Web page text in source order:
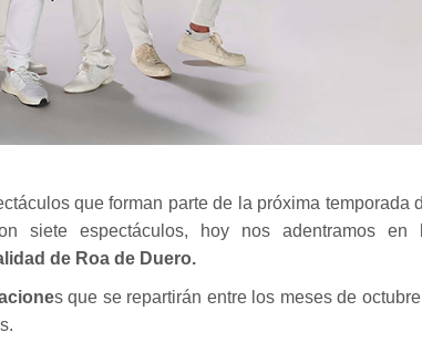
que forman parte de la próxima temporada
siete espectáculos, hoy nos adentramos en
de Roa de Duero.
s que se repartirán entre los meses de